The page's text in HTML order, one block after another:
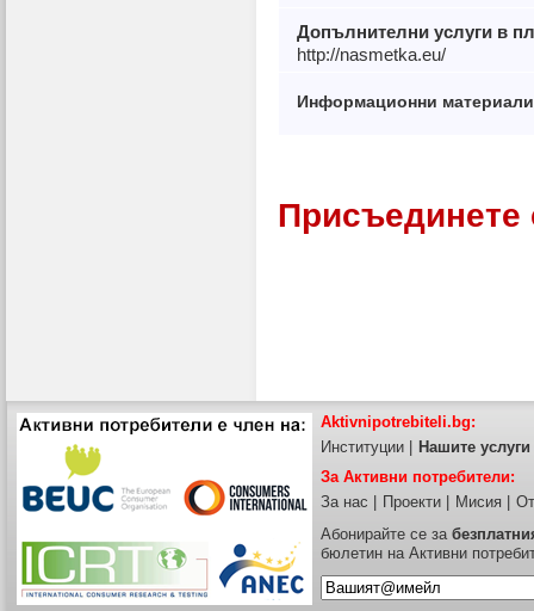
Допълнителни услуги в
http://nasmetka.eu/
Информационни материали
Aktivnipotrebiteli.bg:
Институции
Нашите услуги
За Активни потребители:
За нас
Проекти Мисия
Абонирайте се за
бюлетин на Активни